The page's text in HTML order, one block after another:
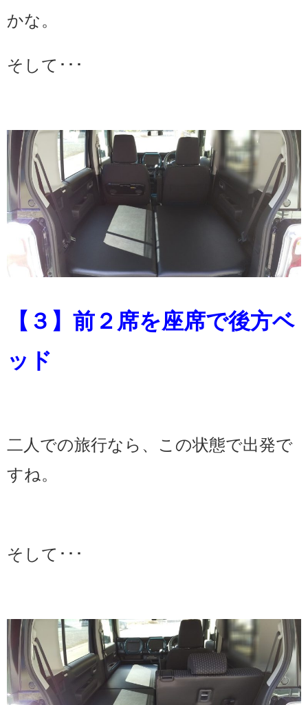
かな。
そして･･･
【３】前２席を座席で後方ベ
ッド
二人での旅行なら、この状態で出発で
すね。
そして･･･